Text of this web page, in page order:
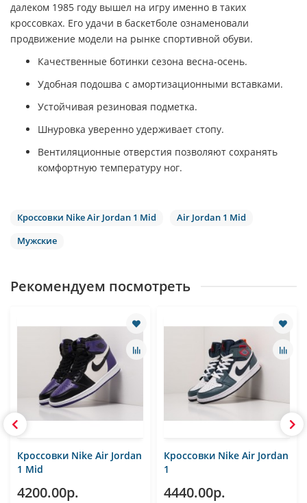
далеком 1985 году вышел на игру именно в таких
кроссовках. Его удачи в баскетболе ознаменовали
продвижение модели на рынке спортивной обуви.
Качественные ботинки сезона весна-осень.
Удобная подошва с амортизационными вставками.
Устойчивая резиновая подметка.
Шнуровка уверенно удерживает стопу.
Вентиляционные отверстия позволяют сохранять
комфортную температуру ног.
Кроссовки Nike Air Jordan 1 Mid
Air Jordan 1 Mid
Мужские
Рекомендуем посмотреть
Кроссовки Nike Air Jordan
1 Mid
4200.00р.
Кроссовки Nike Air Jordan
1
4440.00р.